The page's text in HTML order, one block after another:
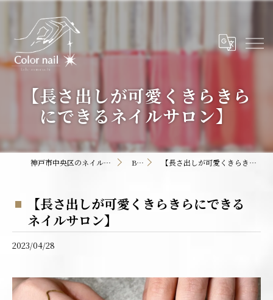
【長さ出しが可愛くきらきら
にできるネイルサロン】
神戸市中央区のネイルサロンならColor nail BLOG 【長さ出しが可愛くきらきらにできるネイルサロン】
【長さ出しが可愛くきらきらにできる
ネイルサロン】
2023/04/28